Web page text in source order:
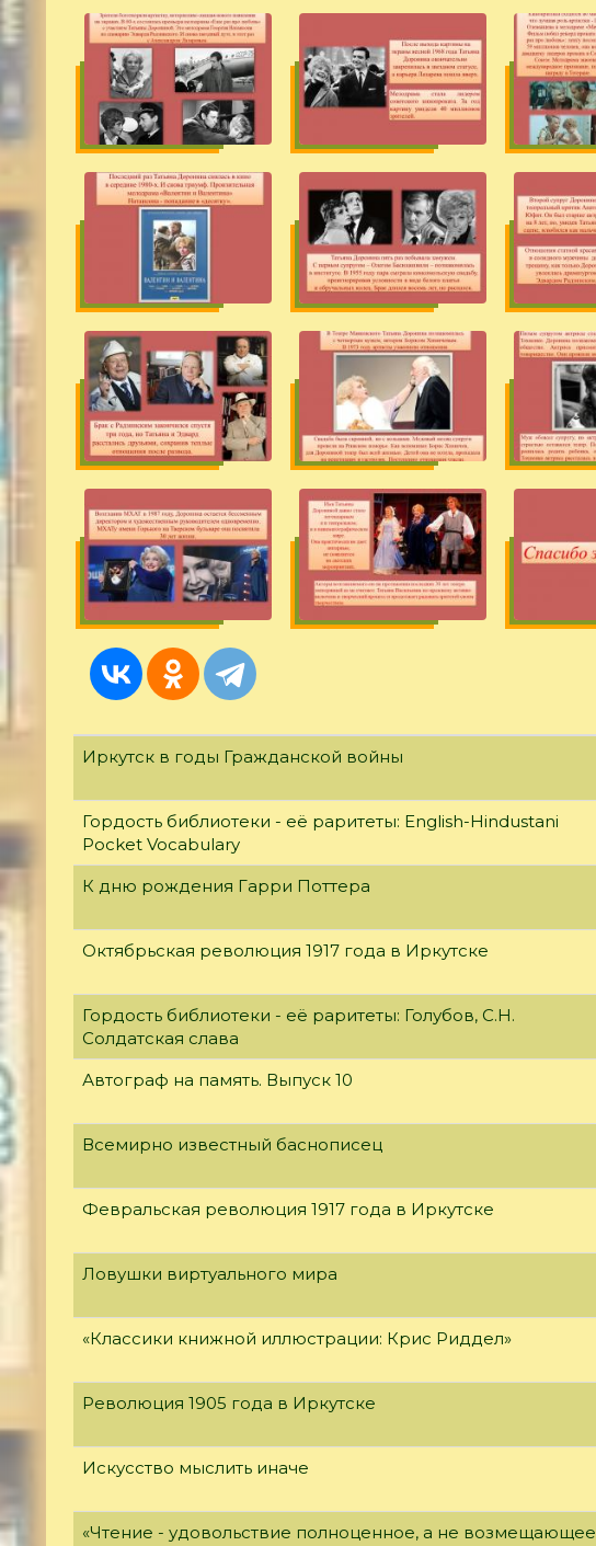
Иркутск в годы Гражданской войны
Гордость библиотеки - её раритеты: English-Hindustani
Pocket Vocabulary
К дню рождения Гарри Поттера
Октябрьская революция 1917 года в Иркутске
Гордость библиотеки - её раритеты: Голубов, С.Н.
Солдатская слава
Автограф на память. Выпуск 10
Всемирно известный баснописец
Февральская революция 1917 года в Иркутске
Ловушки виртуального мира
«Классики книжной иллюстрации: Крис Риддел»
Революция 1905 года в Иркутске
Искусство мыслить иначе
«Чтение - удовольствие полноценное, а не возмещающее